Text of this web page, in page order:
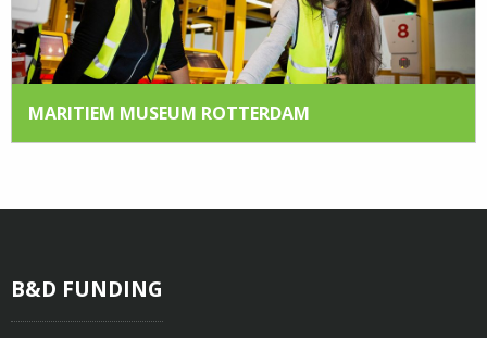
MARITIEM MUSEUM ROTTERDAM
B&D FUNDING